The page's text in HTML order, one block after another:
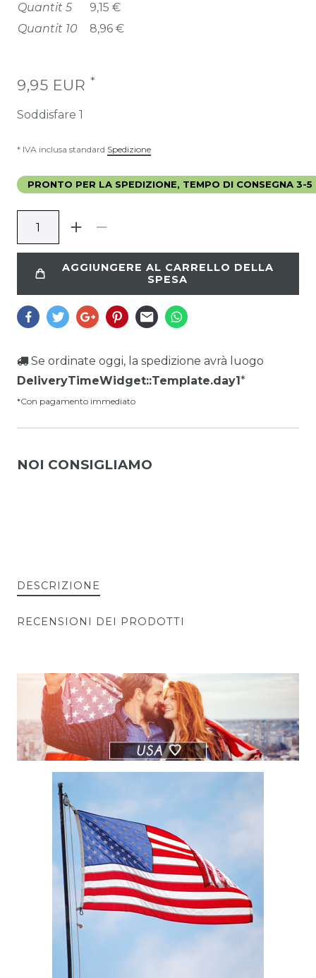
Quantit 5
9,15 €
Quantit 10
8,96 €
9,95 EUR *
Soddisfare 1
* IVA inclusa standard Spedizione
PRONTO PER LA SPEDIZIONE, TEMPO DI CONSEGNA 3-5
AGGIUNGERE AL CARRELLO DELLA
SPESA
Se ordinate oggi, la spedizione avrà luogo
DeliveryTimeWidget::Template.day1*
*Con pagamento immediato
NOI CONSIGLIAMO
DESCRIZIONE
RECENSIONI DEI PRODOTTI